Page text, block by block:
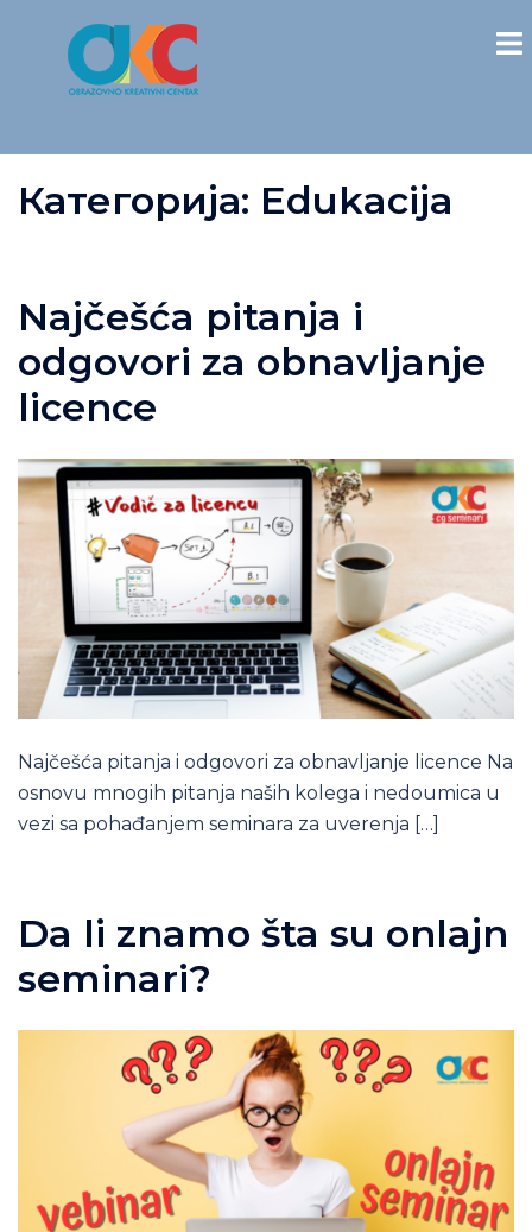
Категорија: Edukacija
Najčešća pitanja i
odgovori za obnavljanje
licence
Najčešća pitanja i odgovori za obnavljanje licence Na
osnovu mnogih pitanja naših kolega i nedoumica u
vezi sa pohađanjem seminara za uverenja […]
Da li znamo šta su onlajn
seminari?